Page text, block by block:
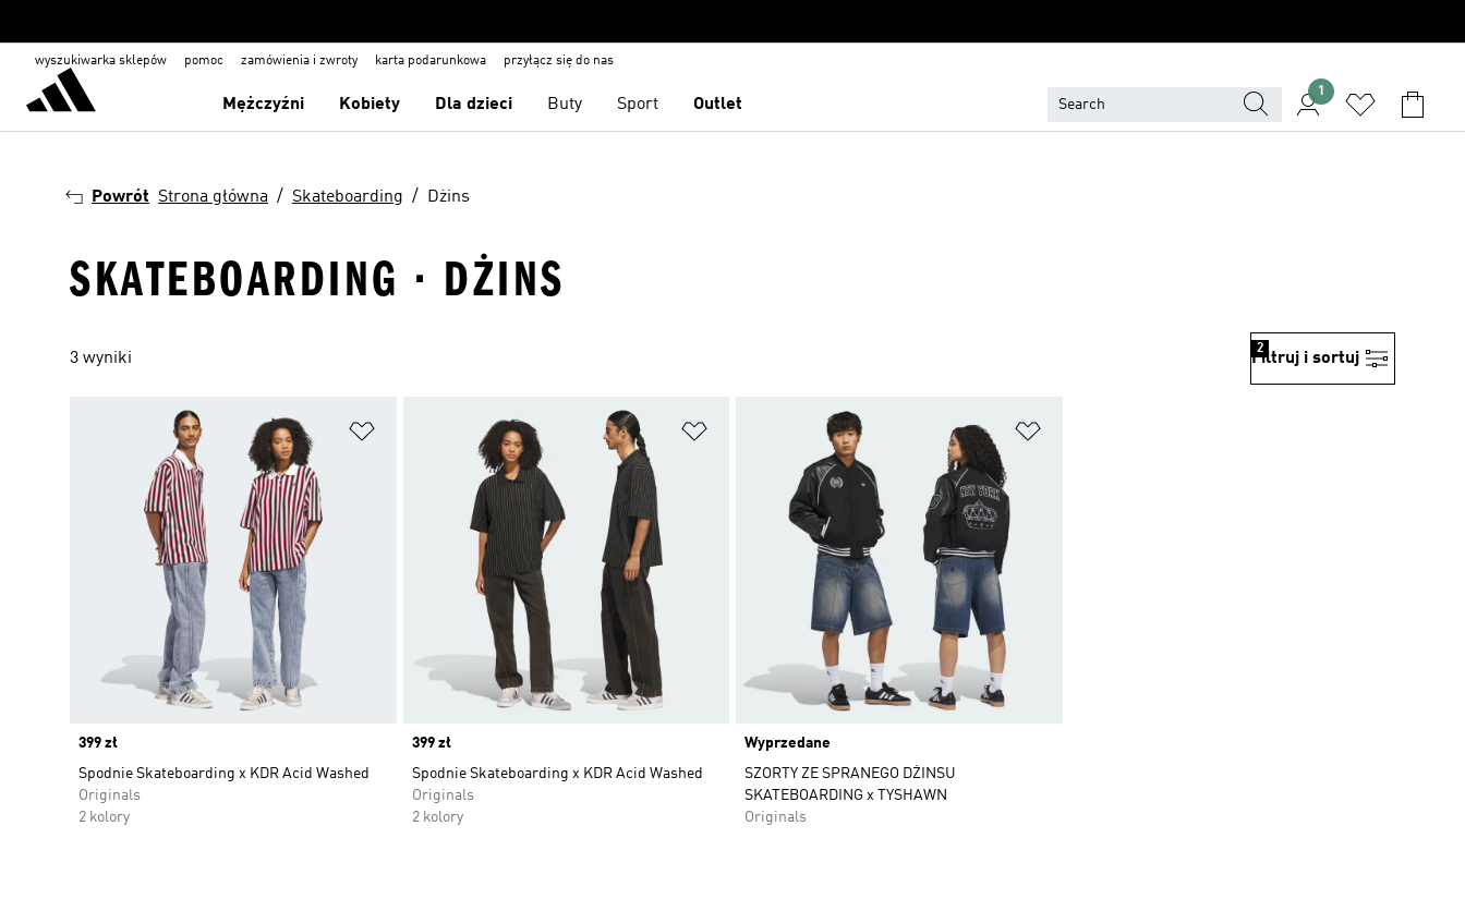
wyszukiwarka sklepów pomoc zamówienia i zwroty karta podarunkowa przyłącz się do nas
Mężczyźni Kobiety Dla dzieci Buty Sport Outlet
1
Powrót Strona główna Skateboarding Dżins
SKATEBOARDING · DŻINS
3 wyniki Filtruj i sortuj
2
Dodaj do listy życzeń
Price
399 zł
Spodnie Skateboarding x KDR Acid Washed
Originals
2 kolory
Dodaj do listy życzeń
Price
399 zł
Spodnie Skateboarding x KDR Acid Washed
Originals
2 kolory
Wyprzedane
SZORTY ZE SPRANEGO DŻINSU
SKATEBOARDING x TYSHAWN
Originals